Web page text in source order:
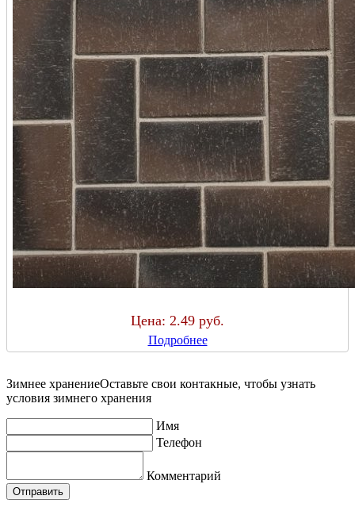
Цена: 2.49 руб.
Подробнее
Зимнее хранениеОставьте свои контакные, чтобы узнать
условия зимнего хранения
Имя
Телефон
Комментарий